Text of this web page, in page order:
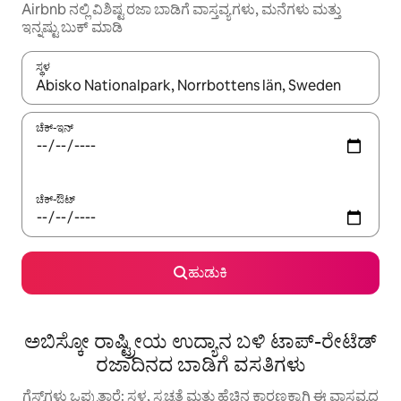
Airbnb ನಲ್ಲಿ ವಿಶಿಷ್ಟ ರಜಾ ಬಾಡಿಗೆ ವಾಸ್ತವ್ಯಗಳು, ಮನೆಗಳು ಮತ್ತು
ಇನ್ನಷ್ಟು ಬುಕ್ ಮಾಡಿ
ಸ್ಥಳ
ಫಲಿತಾಂಶಗಳು ಲಭ್ಯವಿರುವಾಗ, ಅಪ್ ಮತ್ತು ಡೌನ್ ಬಾಣದ ಕೀಲಿಗಳೊಂದಿಗೆ
ಚೆಕ್-ಇನ್
ಚೆಕ್-ಔಟ್
ಹುಡುಕಿ
ಅಬಿಸ್ಕೋ ರಾಷ್ಟ್ರೀಯ ಉದ್ಯಾನ ಬಳಿ ಟಾಪ್-ರೇಟೆಡ್
ರಜಾದಿನದ ಬಾಡಿಗೆ ವಸತಿಗಳು
ಗೆಸ್ಟ್‌ಗಳು ಒಪ್ಪುತ್ತಾರೆ: ಸ್ಥಳ, ಸ್ವಚ್ಛತೆ ಮತ್ತು ಹೆಚ್ಚಿನ ಕಾರಣಕ್ಕಾಗಿ ಈ ವಾಸ್ತವ್ಯದ